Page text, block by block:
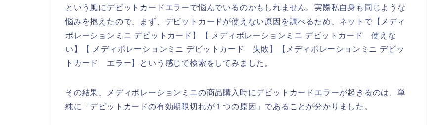
という風にデビットカードエラーで悩んでいるのかもしれません。実際私自身も同じような
悩みを抱えたので、まず、デビットカードが使えない原因を調べるため、ネットで【メディ
ポレーションミニ デビットカード】【 メディポレーションミニ デビットカード 使えな
い】【 メディポレーションミニ デビットカード 失敗】【メディポレーションミニ デビッ
トカード エラー】という感じで検索をしてみました。
その結果、メディポレーションミニの商品購入時にデビットカードエラーが起きるのは、単
純に「デビットカードの有効期限切れが１つの原因」であることが分かりました。